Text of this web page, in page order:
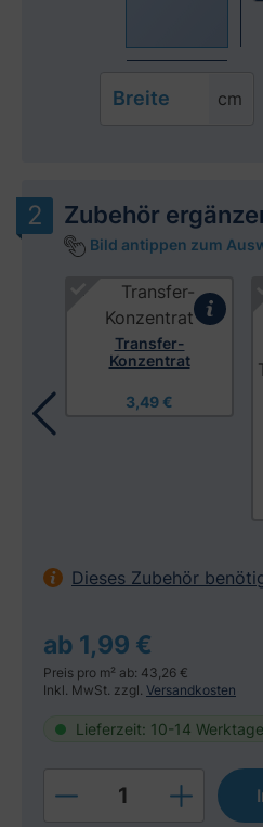
Breite cm
Zubehör
Bild antippen zum
Transfer-
Konzentrat
3,49 €
Dieses Zubehör
ab 1,99 €
Preis pro m² ab: 43,26 €
Inkl. MwSt. zzgl. Versandkosten
Lieferzeit: 10-14 Werktage
Produkt Anzahl: